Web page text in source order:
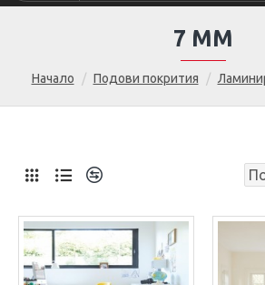
Начало Подови покрития
7 ММ